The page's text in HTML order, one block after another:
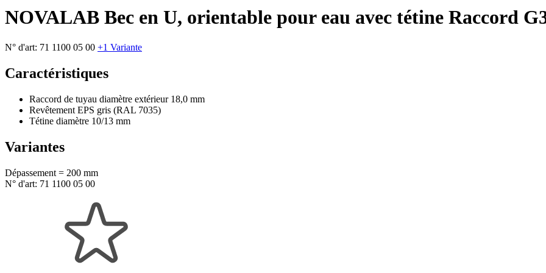
NOVALAB Bec en U, orientable pour eau avec tétine Raccord
N° d'art: 71 1100 05 00 +1 Variante
Caractéristiques
Raccord de tuyau diamètre extérieur 18,0 mm
Revêtement EPS gris (RAL 7035)
Tétine diamètre 10/13 mm
Variantes
Dépassement = 200 mm
N° d'art: 71 1100 05 00